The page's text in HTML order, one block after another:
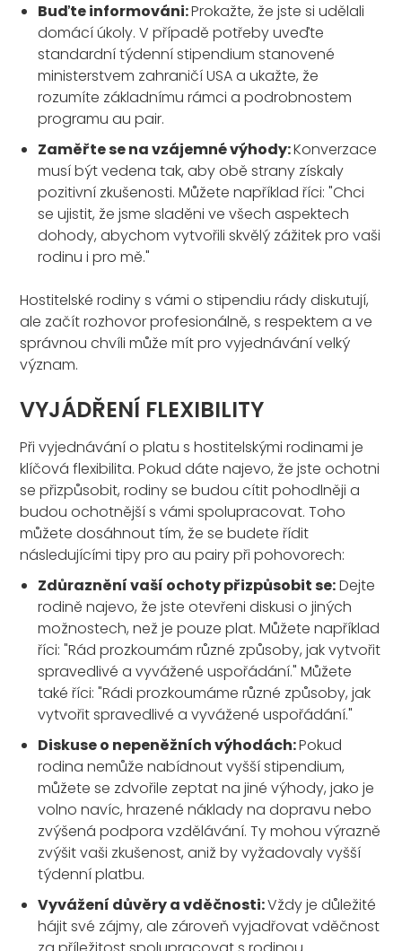
Buďte informováni:Prokažte, že jste si udělali
domácí úkoly. V případě potřeby uveďte
standardní týdenní stipendium stanovené
ministerstvem zahraničí USA a ukažte, že
rozumíte základnímu rámci a podrobnostem
programu au pair.
Zaměřte se na vzájemné výhody:Konverzace
musí být vedena tak, aby obě strany získaly
pozitivní zkušenosti. Můžete například říci: "Chci
se ujistit, že jsme sladěni ve všech aspektech
dohody, abychom vytvořili skvělý zážitek pro vaši
rodinu i pro mě."
Hostitelské rodiny s vámi o stipendiu rády diskutují,
ale začít rozhovor profesionálně, s respektem a ve
správnou chvíli může mít pro vyjednávání velký
význam.
VYJÁDŘENÍ FLEXIBILITY
Při vyjednávání o platu s hostitelskými rodinami je
klíčová flexibilita. Pokud dáte najevo, že jste ochotni
se přizpůsobit, rodiny se budou cítit pohodlněji a
budou ochotnější s vámi spolupracovat. Toho
můžete dosáhnout tím, že se budete řídit
následujícími tipy pro au pairy při pohovorech:
Zdůraznění vaší ochoty přizpůsobit se:Dejte
rodině najevo, že jste otevřeni diskusi o jiných
možnostech, než je pouze plat. Můžete například
říci: "Rád prozkoumám různé způsoby, jak vytvořit
spravedlivé a vyvážené uspořádání." Můžete
také říci: "Rádi prozkoumáme různé způsoby, jak
vytvořit spravedlivé a vyvážené uspořádání."
Diskuse o nepeněžních výhodách:Pokud
rodina nemůže nabídnout vyšší stipendium,
můžete se zdvořile zeptat na jiné výhody, jako je
volno navíc, hrazené náklady na dopravu nebo
zvýšená podpora vzdělávání. Ty mohou výrazně
zvýšit vaši zkušenost, aniž by vyžadovaly vyšší
týdenní platbu.
Vyvážení důvěry a vděčnosti:Vždy je důležité
hájit své zájmy, ale zároveň vyjadřovat vděčnost